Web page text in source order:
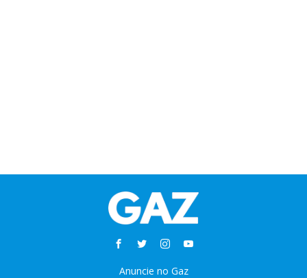
Anuncie no Gaz